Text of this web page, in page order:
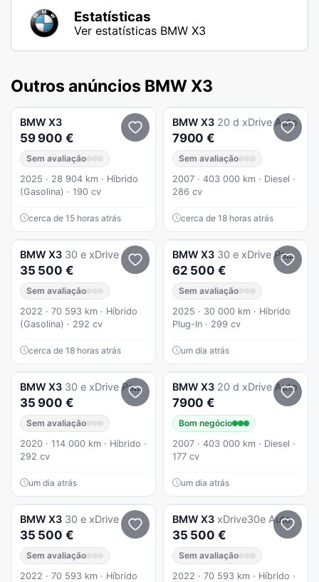
Estatísticas
Ver estatísticas BMW X3
Outros anúncios BMW X3
BMW X3
59 900 €
Sem avaliação
2025 · 28 904 km · Híbrido
(Gasolina) · 190 cv
cerca de 15 horas atrás
BMW X3 20 d xDrive Auto
7900 €
Sem avaliação
2007 · 403 000 km · Diesel ·
286 cv
cerca de 18 horas atrás
BMW X3 30 e xDrive
35 500 €
Sem avaliação
2022 · 70 593 km · Híbrido
(Gasolina) · 292 cv
cerca de 18 horas atrás
BMW X3 30 e xDrive Pack M Desportivo
62 500 €
Sem avaliação
2025 · 30 000 km · Híbrido
Plug-In · 299 cv
um dia atrás
BMW X3 30 e xDrive Pack M
35 900 €
Sem avaliação
2020 · 114 000 km · Híbrido ·
292 cv
um dia atrás
BMW X3 20 d xDrive Auto
7900 €
Bom negócio
2007 · 403 000 km · Diesel ·
177 cv
um dia atrás
BMW X3 30 e xDrive
35 500 €
Sem avaliação
2022 · 70 593 km · Híbrido
BMW X3 xDrive30e Auto
35 500 €
Sem avaliação
2022 · 70 593 km · Híbrido ·